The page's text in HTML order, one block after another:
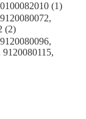
(1)
(2)